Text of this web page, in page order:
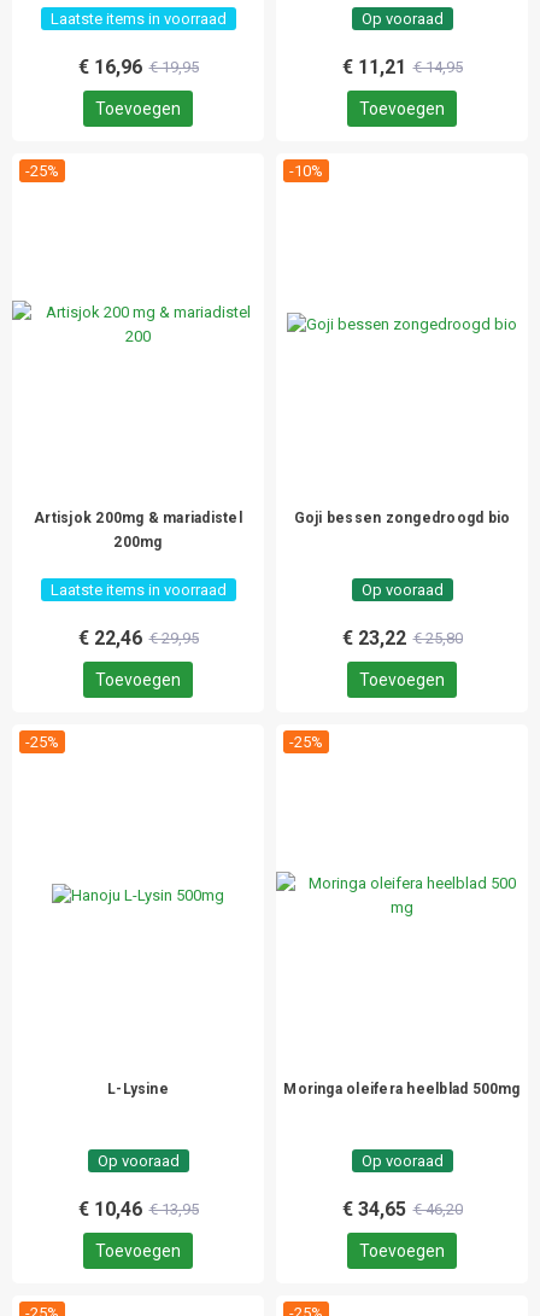
Laatste items in voorraad
€ 16,96 € 19,95
Toevoegen
Op vooraad
€ 11,21 € 14,95
Toevoegen
-25%
Artisjok 200mg & mariadistel
200mg
Laatste items in voorraad
€ 22,46 € 29,95
Toevoegen
-10%
Goji bessen zongedroogd bio
Op vooraad
€ 23,22 € 25,80
Toevoegen
-25%
L-Lysine
Op vooraad
€ 10,46 € 13,95
Toevoegen
-25%
Moringa oleifera heelblad 500mg
Op vooraad
€ 34,65 € 46,20
Toevoegen